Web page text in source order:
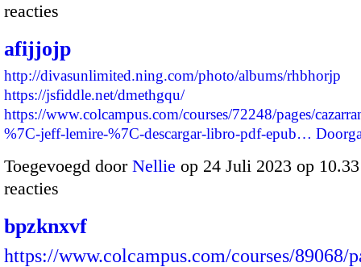
reacties
afijjojp
http://divasunlimited.ning.com/photo/albums/rhbhorjp
https://jsfiddle.net/dmethgqu/
https://www.colcampus.com/courses/72248/pages/
%7C-jeff-lemire-%7C-descargar-libro-pdf-epub…
Toegevoegd door Nellie op 24 Juli 2023 op
reacties
bpzknxvf
https://www.colcampus.com/courses/89068/